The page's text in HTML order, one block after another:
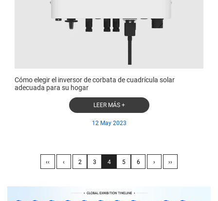
Cómo elegir el inversor de corbata de cuadrícula solar
adecuada para su hogar
LEER MÁS +
12 May 2023
‹‹ ‹ 2 3 4 5 6 › ››